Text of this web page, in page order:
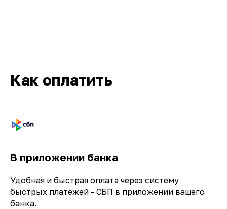
Как оплатить
В приложении банка
Удобная и быстрая оплата через систему
быстрых платежей - СБП в приложении вашего
банка.